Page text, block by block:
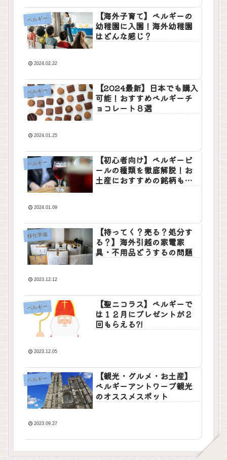
ベルギー
【海外子育て】ベルギーの
幼稚園に入園！海外幼稚園
はどんな感じ？
2024.02.22
ベルギー
【2024最新】日本でも購入
可能！おすすめベルギーチ
ョコレート８選
2024.01.25
ベルギー
【初心者向け】ベルギービ
ールの種類を徹底解説！お
土産におすすめの銘柄も紹
2024.01.09
移住準備
【持ってく？売る？処分す
る？】海外引越の家電家
具・不用品どうするの問題
2023.12.12
ベルギー
【聖ニコラス】ベルギーで
は１２月にプレゼントが２
回もらえる?!
2023.12.05
ベルギー
【観光・グルメ・お土産】
ベルギーアントワープ観光
のオススメスポット
2023.09.27